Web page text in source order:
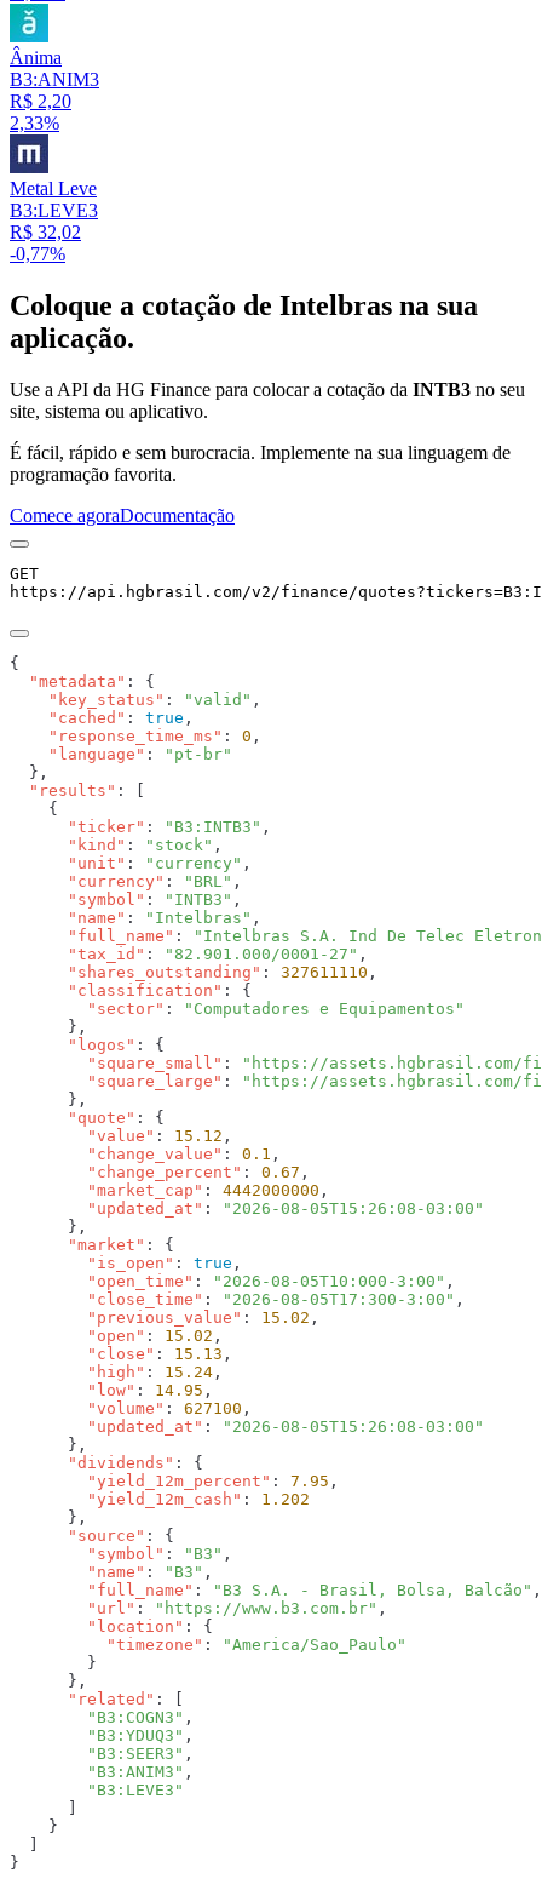
Ânima
B3:ANIM3
R$ 2,20
2,33%
Metal Leve
B3:LEVE3
R$ 32,02
-0,77%
Coloque a cotação de Intelbras na sua
aplicação.
Use a API da HG Finance para colocar a cotação da INTB3 no seu
site, sistema ou aplicativo.
É fácil, rápido e sem burocracia. Implemente na sua linguagem de
programação favorita.
Comece agoraDocumentação
GET
https://api.hgbrasil.com/v2/finance/quotes?tickers=
  "metadata"
    "key_status"
: "valid"
    "cached"
: true
    "response_time_ms"
: 0
    "language"
:
  "results"
      "ticker"
: "B3:INTB3"
      "kind"
: "stock"
      "unit"
: "currency"
      "currency"
: "BRL"
      "symbol"
: "INTB3"
      "name"
: "Intelbras"
      "full_name"
:
"Intelbras S.A. Ind De Telec
      "tax_id"
: "82.901.000/0001-27"
      "shares_outstanding"
: 327611110
      "classification"
        "sector"
:
      "logos"
        "square_small"
:
"https://assets.hgbrasil.com/
        "square_large"
:
      "quote"
        "value"
: 15.12
        "change_value"
: 0.1
        "change_percent"
: 0.67
        "market_cap"
: 4442000000
        "updated_at"
:
      "market"
        "is_open"
: true
        "open_time"
: "2026-08-05T10:000-3:00"
        "close_time"
: "2026-08-05T17:300-3:00"
        "previous_value"
: 15.02
        "open"
: 15.02
        "close"
: 15.13
        "high"
: 15.24
        "low"
: 14.95
        "volume"
: 627100
        "updated_at"
:
      "dividends"
        "yield_12m_percent"
: 7.95
        "yield_12m_cash"
:
      "source"
        "symbol"
: "B3"
        "name"
: "B3"
        "full_name"
:
"B3 S.A. - Brasil, Bolsa, Balcão"
        "url"
: "https://www.b3.com.br"
        "location"
          "timezone"
:
      "related"
        "B3:COGN3"
        "B3:YDUQ3"
        "B3:SEER3"
        "B3:ANIM3"